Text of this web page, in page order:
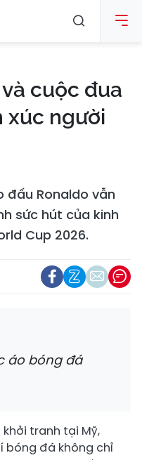
cuộc đua
xúc người
đấu Ronaldo vẫn
sức hút của kinh
Cup 2026.
áo bóng đá
tranh tại Mỹ,
bóng đá không chỉ